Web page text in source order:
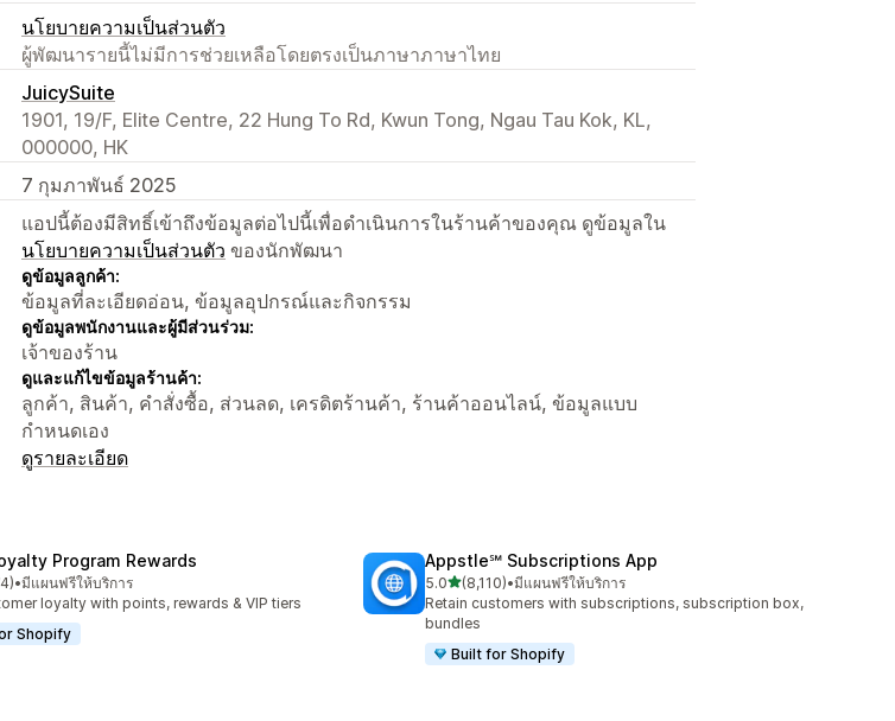
นโยบายความเป็นส่วนตัว
ผู้พัฒนารายนี้ไม่มีการช่วยเหลือโดยตรงเป็นภาษาภาษาไทย
JuicySuite
1901, 19/F, Elite Centre, 22 Hung To Rd, Kwun Tong, Ngau Tau Kok, KL,
000000, HK
7 กุมภาพันธ์ 2025
แอปนี้ต้องมีสิทธิ์เข้าถึงข้อมูลต่อไปนี้เพื่อดำเนินการในร้านค้าของคุณ ดูข้อมูลใน
นโยบายความเป็นส่วนตัว ของนักพัฒนา
ดูข้อมูลลูกค้า:
ข้อมูลที่ละเอียดอ่อน, ข้อมูลอุปกรณ์และกิจกรรม
ดูข้อมูลพนักงานและผู้มีส่วนร่วม:
เจ้าของร้าน
ดูและแก้ไขข้อมูลร้านค้า:
ลูกค้า, สินค้า, คำสั่งซื้อ, ส่วนลด, เครดิตร้านค้า, ร้านค้าออนไลน์, ข้อมูลแบบ
กำหนดเอง
ดูรายละเอียด
Program Rewards
ว
รีวิว
•มีแผนฟรีให้บริการ
loyalty with points, rewards & VIP tiers
Shopify
Appstle℠ Subscriptions App
5.0เต็ม 5 ดาว
(8,110)
ทั้งหมด 8110 รีวิว
•มีแผนฟรีให้บริการ
Retain customers with subscriptions, subscription box,
bundles
Built for Shopify